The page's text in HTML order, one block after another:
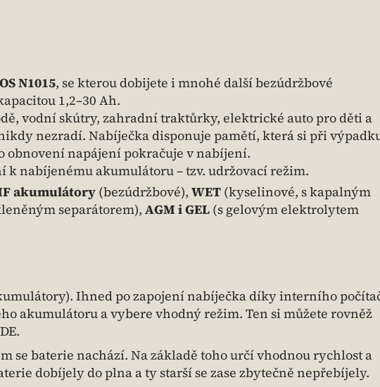
N1015, se kterou dobijete i mnohé další bezúdržbové
1,2–30 Ah.
vodní skútry, zahradní traktůrky, elektrické auto pro děti a
nezradí. Nabíječka disponuje pamětí, která si při
obnovení napájení pokračuje v nabíjení.
nabíjenému akumulátoru – tzv. udržovací režim.
akumulátory (bezúdržbové), WET (kyselinové, s kapalným
separátorem),AGM i GEL (s gelovým elektrolytem
Ihned po zapojení nabíječka díky interního
akumulátoru a vybere vhodný režim. Ten si můžete rovněž
se baterie nachází. Na základě toho určí vhodnou rychlost a
dobíjely do plna a ty starší se zase zbytečně nepřebíjely.